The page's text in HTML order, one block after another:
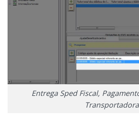
Entrega Sped Fiscal,